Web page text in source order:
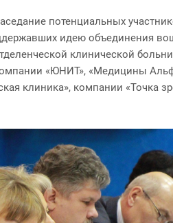
потенциальных
идею объединения
клинической
«ЮНИТ», «Медицины
клиника», компании «Точка